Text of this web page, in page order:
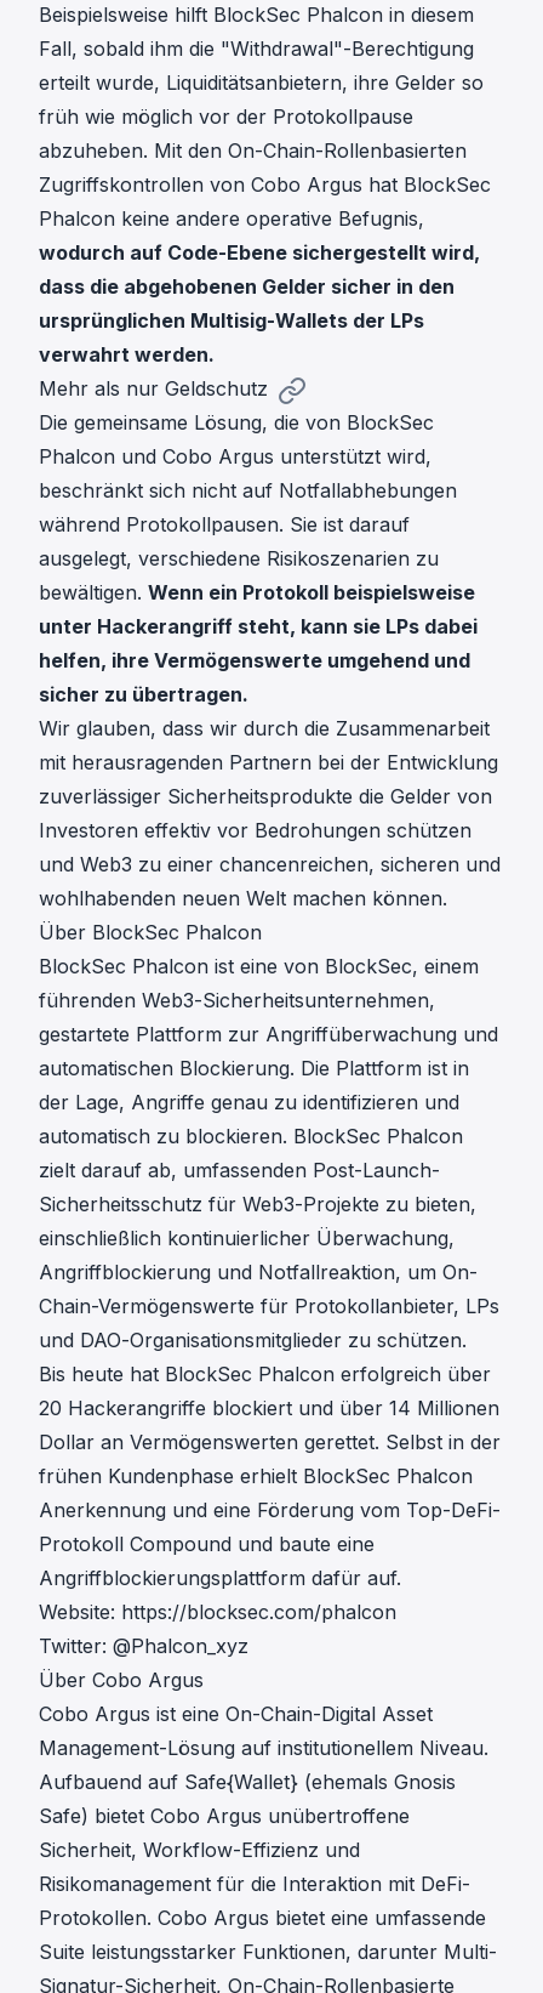
Beispielsweise hilft BlockSec Phalcon in diesem
Fall, sobald ihm die "Withdrawal"-Berechtigung
erteilt wurde, Liquiditätsanbietern, ihre Gelder so
früh wie möglich vor der Protokollpause
abzuheben. Mit den On-Chain-Rollenbasierten
Zugriffskontrollen von Cobo Argus hat BlockSec
Phalcon keine andere operative Befugnis,
wodurch auf Code-Ebene sichergestellt wird,
dass die abgehobenen Gelder sicher in den
ursprünglichen Multisig-Wallets der LPs
verwahrt werden.
Mehr als nur Geldschutz
Die gemeinsame Lösung, die von BlockSec
Phalcon und Cobo Argus unterstützt wird,
beschränkt sich nicht auf Notfallabhebungen
während Protokollpausen. Sie ist darauf
ausgelegt, verschiedene Risikoszenarien zu
bewältigen. Wenn ein Protokoll beispielsweise
unter Hackerangriff steht, kann sie LPs dabei
helfen, ihre Vermögenswerte umgehend und
sicher zu übertragen.
Wir glauben, dass wir durch die Zusammenarbeit
mit herausragenden Partnern bei der Entwicklung
zuverlässiger Sicherheitsprodukte die Gelder von
Investoren effektiv vor Bedrohungen schützen
und Web3 zu einer chancenreichen, sicheren und
wohlhabenden neuen Welt machen können.
Über BlockSec Phalcon
BlockSec Phalcon ist eine von BlockSec, einem
führenden Web3-Sicherheitsunternehmen,
gestartete Plattform zur Angriffüberwachung und
automatischen Blockierung. Die Plattform ist in
der Lage, Angriffe genau zu identifizieren und
automatisch zu blockieren. BlockSec Phalcon
zielt darauf ab, umfassenden Post-Launch-
Sicherheitsschutz für Web3-Projekte zu bieten,
einschließlich kontinuierlicher Überwachung,
Angriffblockierung und Notfallreaktion, um On-
Chain-Vermögenswerte für Protokollanbieter, LPs
und DAO-Organisationsmitglieder zu schützen.
Bis heute hat BlockSec Phalcon erfolgreich über
20 Hackerangriffe blockiert und über 14 Millionen
Dollar an Vermögenswerten gerettet. Selbst in der
frühen Kundenphase erhielt BlockSec Phalcon
Anerkennung und eine Förderung vom Top-DeFi-
Protokoll Compound und baute eine
Angriffblockierungsplattform dafür auf.
Website: https://blocksec.com/phalcon
Twitter: @Phalcon_xyz
Über Cobo Argus
Cobo Argus ist eine On-Chain-Digital Asset
Management-Lösung auf institutionellem Niveau.
Aufbauend auf Safe{Wallet} (ehemals Gnosis
Safe) bietet Cobo Argus unübertroffene
Sicherheit, Workflow-Effizienz und
Risikomanagement für die Interaktion mit DeFi-
Protokollen. Cobo Argus bietet eine umfassende
Suite leistungsstarker Funktionen, darunter Multi-
Signatur-Sicherheit, On-Chain-Rollenbasierte